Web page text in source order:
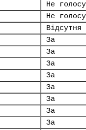
Не
Не
Відсутня
За
За
За
За
За
За
За
За